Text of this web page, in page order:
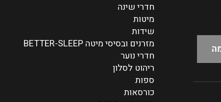
חדרי שינה
מיטות
שידות
מזרנים ובסיסי מיטה BETTER-SLEEP
חדרי נוער
ריהוט לסלון
ספות
כורסאות